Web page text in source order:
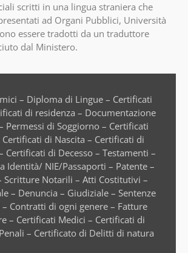
scritti in una lingua straniera che
ad Organi Pubblici, Università
essere tradotti da un traduttore
dal Ministero.
– Diploma di Lingue – Certificati
di residenza – Documentazione
Permessi di Soggiorno – Certificati
di Nascita – Certificati di
Certificati di Decesso – Testamenti –
Identità/ NIE/Passaporti – Patente –
Scritture Notarili – Atti Costitutivi –
– Denuncia – Giudiziale – Sentenze
Contratti di ogni genere – Fatture
– Certificati Medici – Certificati di
– Certificato di Delitti di natura